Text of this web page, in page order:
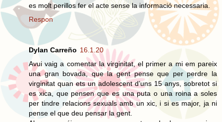
es molt perillos fer el acte sense la informació necessaria.
Respon
Dylan Carreño 16.1.20
Avui vaig a comentar la virginitat, el primer a mi em pareix
una gran bovada, que la gent pense que per perdre la
virginitat quan ets un adolescent d’uns 15 anys, sobretot si
es xica, que pensen que es una puta o una roina a soles
per tindre relacions sexuals amb un xic, i si es major, ja ni
pense el que deu pensar la gent.